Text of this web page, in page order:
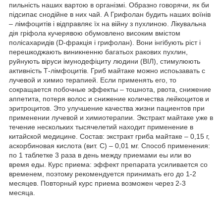
пильність наших вартою в організмі. Образно говорячи, як би
підсипає снодійне в них чай. А Грифолан будить наших воїнів
– лімфоцитів і відправляє їх на війну з пухлиною. Лікувальна
дія гріфола кучерявою обумовлено високим вмістом
полісахаридів (D-фракція і грифолан). Вони інгібують ріст і
перешкоджають виникненню багатьох ракових пухлин,
руйнують віруси імунодефіциту людини (ВІЛ), стимулюють
активність Т-лімфоцитів. Гриб майтаке можно испоьзавать с
лучевой и химио терапией. Если применять его, то
сокращается побочные эффекты – тошнота, рвота, снижение
аппетита, потеря волос и снижение количества лейкоцитов и
эритроцитов. Это улучшение качества жизни пациентов при
применении лучевой и химиотерапии. Экстракт майтаке уже в
течение нескольких тысячелетий находит применение в
китайской медицине. Состав: экстракт гриба майтаке – 0,15 г,
аскорбиновая кислота (вит. С) – 0,01 мг. Способ применения:
по 1 таблетке 3 раза в день между приемами еы или во
время еды. Курс приема: эффект препарата усиливается со
временем, поэтому рекомендуется принимать его до 1-2
месяцев. Повторный курс приема возможен через 2-3
месяца.